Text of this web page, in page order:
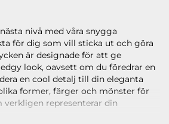
nivå med våra snygga
för dig som vill sticka ut och göra
är designade för att ge
look, oavsett om du föredrar en
en cool detalj till din eleganta
former, färger och mönster för
verkligen representerar din